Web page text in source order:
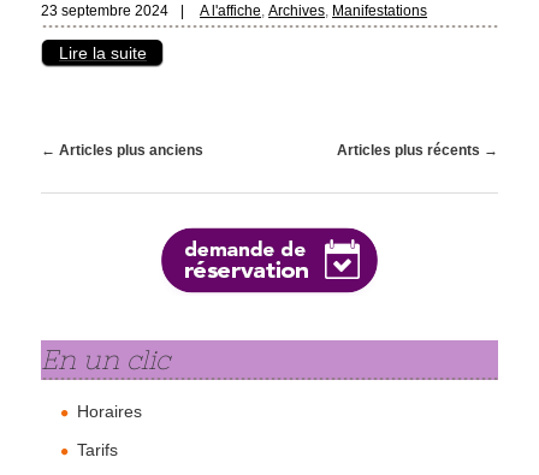
23 septembre 2024 A l'affiche,Archives, Manifestations
Lire la suite
Navigation des articles
← Articles plus anciens Articles plus récents →
En un clic
Horaires
Tarifs